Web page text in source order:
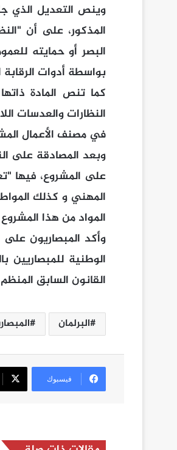
وينص التعديل الذي
المذكور، على أن
البصر أو حمايته
بواسطة أدوات الرقابة
كما تنص المادة
النظارات والعدسات
في مصنف الأعمال
وبعد المصادقة على
على المشروع، فيها
المهني و كذلك
المواد من هذا
وأكد المبصاريون على
القانون السابق
البرلمان
فيسبوك